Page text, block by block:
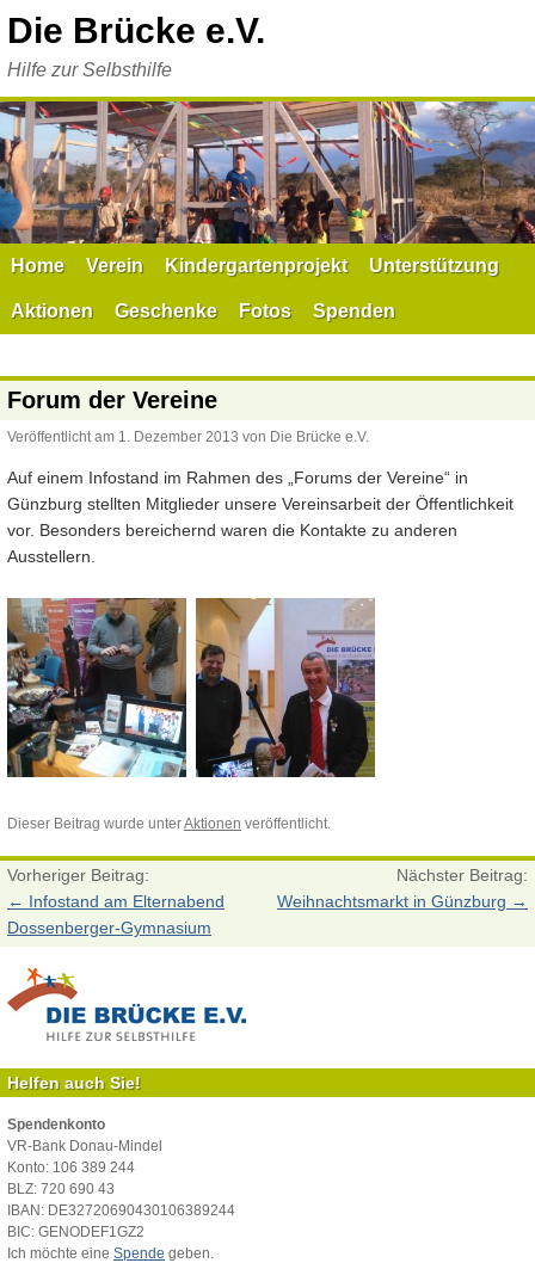
Inhalt
Die Brücke e.V.
Hilfe zur Selbsthilfe
Home Verein Kindergartenprojekt Unterstützung
Aktionen Geschenke Fotos Spenden
Forum der Vereine
Veröffentlicht am 1. Dezember 2013 von Die Brücke e.V.
Auf einem Infostand im Rahmen des „Forums der Vereine“ in
Günzburg stellten Mitglieder unsere Vereinsarbeit der Öffentlichkeit
vor. Besonders bereichernd waren die Kontakte zu anderen
Ausstellern.
Dieser Beitrag wurde unterAktionen veröffentlicht.
Vorheriger Beitrag:
← Infostand am Elternabend
Dossenberger-Gymnasium
Nächster Beitrag:
Weihnachtsmarkt in Günzburg →
Helfen auch Sie!
Spendenkonto
VR-Bank Donau-Mindel
Konto: 106 389 244
BLZ: 720 690 43
IBAN: DE32720690430106389244
BIC: GENODEF1GZ2
Ich möchte eine Spende geben.